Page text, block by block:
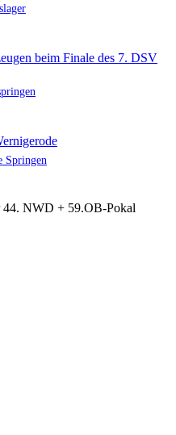
beim Finale des 7. DSV
Springen
44. NWD + 59.OB-Pokal